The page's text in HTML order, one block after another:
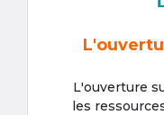
L'ouverture
les